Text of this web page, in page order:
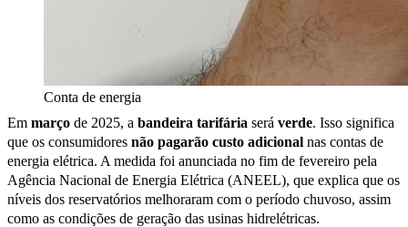
Conta de energia
Em março de 2025, a bandeira tarifária será verde. Isso significa
que os consumidores não pagarão custo adicional nas contas de
energia elétrica. A medida foi anunciada no fim de fevereiro pela
Agência Nacional de Energia Elétrica (ANEEL), que explica que os
níveis dos reservatórios melhoraram com o período chuvoso, assim
como as condições de geração das usinas hidrelétricas.